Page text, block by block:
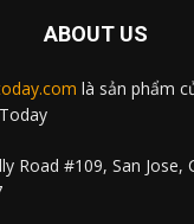
ABOUT US
là sản phẩm
Road #109, San Jose,